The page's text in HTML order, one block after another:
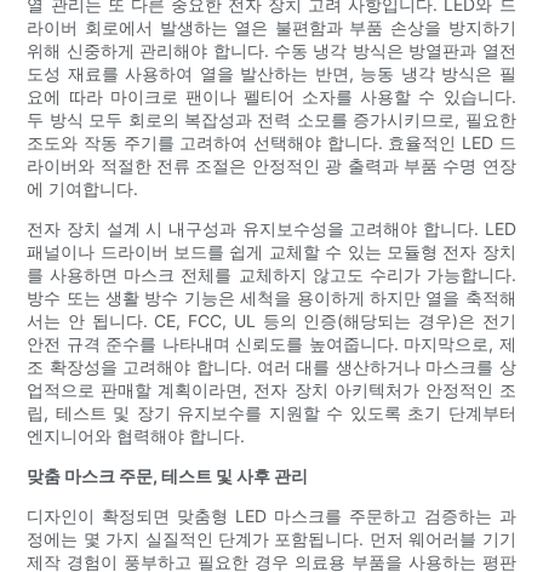
열 관리는 또 다른 중요한 전자 장치 고려 사항입니다. LED와 드
라이버 회로에서 발생하는 열은 불편함과 부품 손상을 방지하기
위해 신중하게 관리해야 합니다. 수동 냉각 방식은 방열판과 열전
도성 재료를 사용하여 열을 발산하는 반면, 능동 냉각 방식은 필
요에 따라 마이크로 팬이나 펠티어 소자를 사용할 수 있습니다.
두 방식 모두 회로의 복잡성과 전력 소모를 증가시키므로, 필요한
조도와 작동 주기를 고려하여 선택해야 합니다. 효율적인 LED 드
라이버와 적절한 전류 조절은 안정적인 광 출력과 부품 수명 연장
에 기여합니다.
전자 장치 설계 시 내구성과 유지보수성을 고려해야 합니다. LED
패널이나 드라이버 보드를 쉽게 교체할 수 있는 모듈형 전자 장치
를 사용하면 마스크 전체를 교체하지 않고도 수리가 가능합니다.
방수 또는 생활 방수 기능은 세척을 용이하게 하지만 열을 축적해
서는 안 됩니다. CE, FCC, UL 등의 인증(해당되는 경우)은 전기
안전 규격 준수를 나타내며 신뢰도를 높여줍니다. 마지막으로, 제
조 확장성을 고려해야 합니다. 여러 대를 생산하거나 마스크를 상
업적으로 판매할 계획이라면, 전자 장치 아키텍처가 안정적인 조
립, 테스트 및 장기 유지보수를 지원할 수 있도록 초기 단계부터
엔지니어와 협력해야 합니다.
맞춤 마스크 주문, 테스트 및 사후 관리
디자인이 확정되면 맞춤형 LED 마스크를 주문하고 검증하는 과
정에는 몇 가지 실질적인 단계가 포함됩니다. 먼저 웨어러블 기기
제작 경험이 풍부하고 필요한 경우 의료용 부품을 사용하는 평판